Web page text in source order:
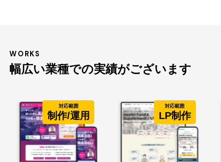
WORKS
幅広い業種での実績がございます
対応範囲
制作/運用
対応範囲
LP制作